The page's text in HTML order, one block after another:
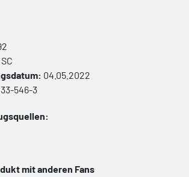
SC
04.05.2022
546-3
mit anderen Fans